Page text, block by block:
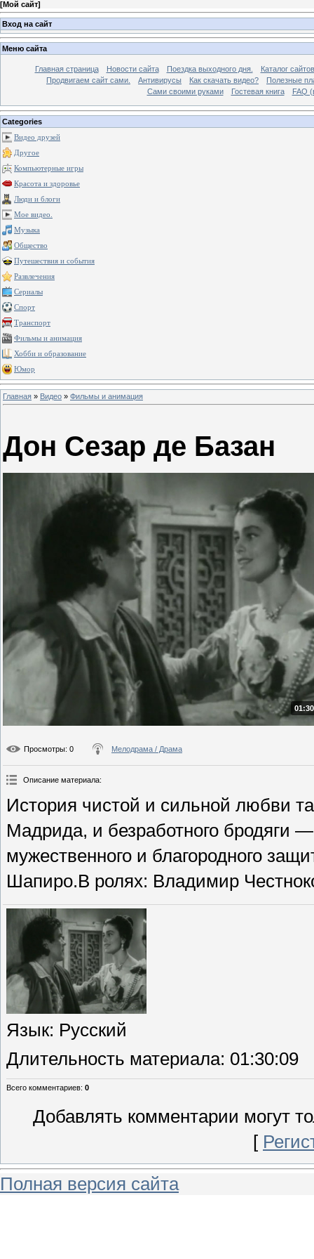
[Мой сайт]
Вход на сайт
Меню сайта
Главная страница Новости сайта Поездка выходного дня.
Каталог сайтов
Продвигаем сайт сами.
Антивирусы Как скачать видео?
Полезные
Сами своими руками
Гостевая книга FAQ
Categories
Видео друзей
Другое
Компьютерные игры
Красота и здоровье
Люди и блоги
Мое видео.
Музыка
Общество
Путешествия и события
Развлечения
Сериалы
Спорт
Транспорт
Фильмы и анимация
Хобби и образование
Юмор
Главная » Видео » Фильмы и анимация
Дон Сезар де Базан
Просмотры: 0 Мелодрама / Драма
Описание материала:
История чистой и сильной любви
Мадрида, и безработного бродяги
мужественного и благородного
Шапиро.В ролях: Владимир
Язык: Русский
Длительность материала: 01:30:09
Всего комментариев: 0
Добавлять комментарии могут
[
Полная версия сайта